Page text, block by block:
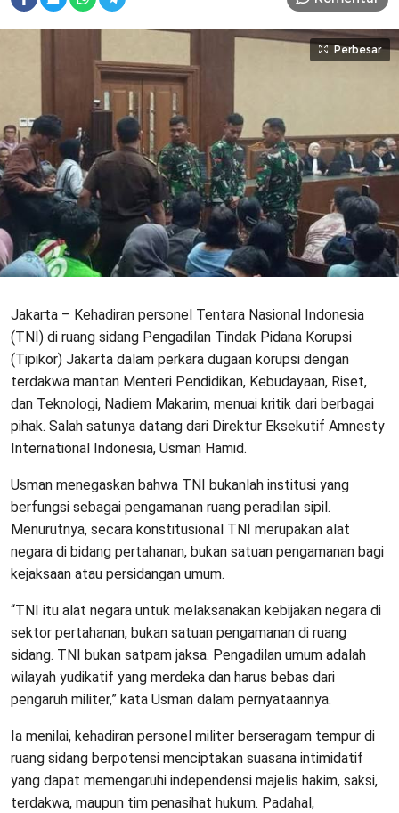
Perbesar
Jakarta – Kehadiran personel Tentara Nasional Indonesia
(TNI) di ruang sidang Pengadilan Tindak Pidana Korupsi
(Tipikor) Jakarta dalam perkara dugaan korupsi dengan
terdakwa mantan Menteri Pendidikan, Kebudayaan, Riset,
dan Teknologi, Nadiem Makarim, menuai kritik dari berbagai
pihak. Salah satunya datang dari Direktur Eksekutif Amnesty
International Indonesia, Usman Hamid.
Usman menegaskan bahwa TNI bukanlah institusi yang
berfungsi sebagai pengamanan ruang peradilan sipil.
Menurutnya, secara konstitusional TNI merupakan alat
negara di bidang pertahanan, bukan satuan pengamanan bagi
kejaksaan atau persidangan umum.
“TNI itu alat negara untuk melaksanakan kebijakan negara di
sektor pertahanan, bukan satuan pengamanan di ruang
sidang. TNI bukan satpam jaksa. Pengadilan umum adalah
wilayah yudikatif yang merdeka dan harus bebas dari
pengaruh militer,” kata Usman dalam pernyataannya.
Ia menilai, kehadiran personel militer berseragam tempur di
ruang sidang berpotensi menciptakan suasana intimidatif
yang dapat memengaruhi independensi majelis hakim, saksi,
terdakwa, maupun tim penasihat hukum. Padahal,